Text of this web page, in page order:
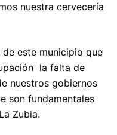
nuestra cervecería
este municipio que
la falta de
nuestros gobiernos
son fundamentales
Zubia.